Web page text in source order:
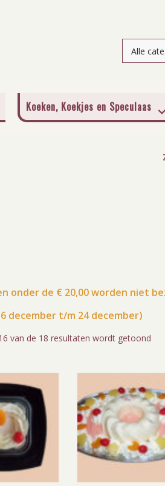
Koeken, Koekjes en Speculaas
onder de € 20,00 worden niet
december t/m 24 december)
van de 18 resultaten wordt getoond